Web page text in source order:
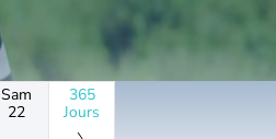
Sam
22
365
Jours